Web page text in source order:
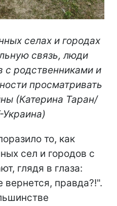
селах и городах
связь, люди
с родственниками и
просматривать
(Катерина Таран/
то, как
сел и городов с
глядя в глаза:
правда?!".